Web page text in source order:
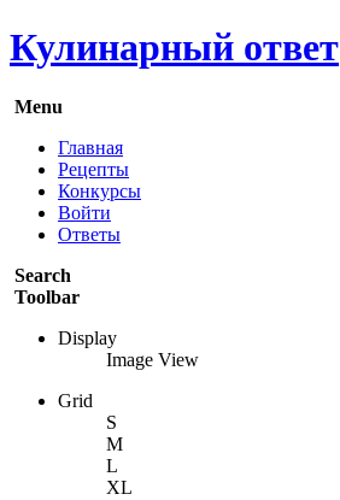
Кулинарный ответ
Menu
Главная
Рецепты
Конкурсы
Войти
Ответы
Search
Toolbar
Display
Image View
Grid
S
M
L
XL